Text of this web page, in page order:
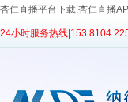
杏仁直播平台下载,杏仁直播
24小时服务热线| 153 8104